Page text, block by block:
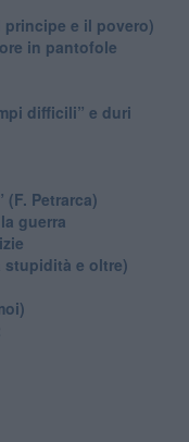
e il povero)
in pantofole
difficili” e duri
(F. Petrarca)
guerra
stupidità e oltre)